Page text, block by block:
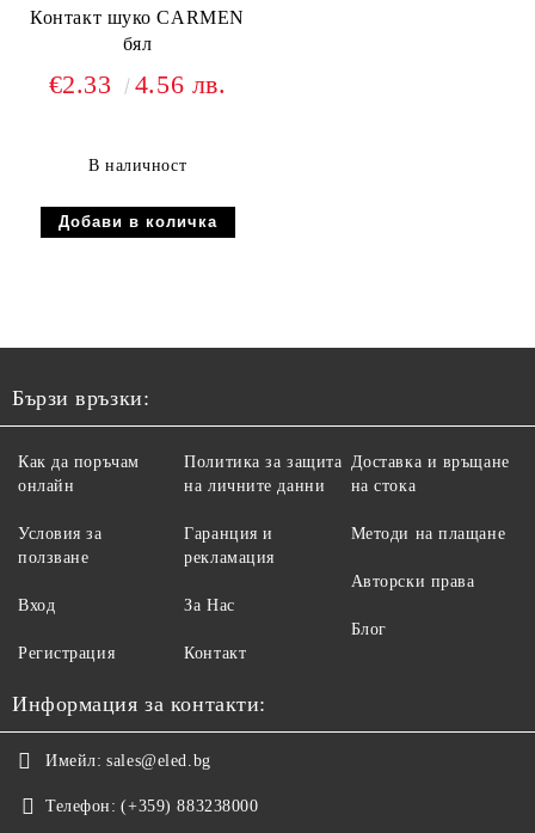
Контакт шуко CARMEN
бял
€2.33 4.56 лв.
В наличност
Бързи връзки:
Как да поръчам
онлайн
Условия за
ползване
Вход
Регистрация
Политика за защита
на личните данни
Гаранция и
рекламация
За Нас
Контакт
Доставка и връщане
на стока
Методи на плащане
Авторски права
Блог
Информация за контакти:
Имейл: sales@eled.bg
Телефон: (+359) 883238000